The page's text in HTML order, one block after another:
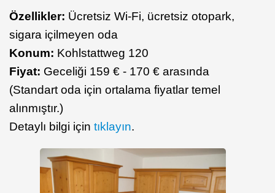
Özellikler: Ücretsiz Wi-Fi, ücretsiz otopark,
sigara içilmeyen oda
Konum: Kohlstattweg 120
Fiyat: Geceliği 159 € - 170 € arasında
(Standart oda için ortalama fiyatlar temel
alınmıştır.)
Detaylı bilgi için tıklayın.